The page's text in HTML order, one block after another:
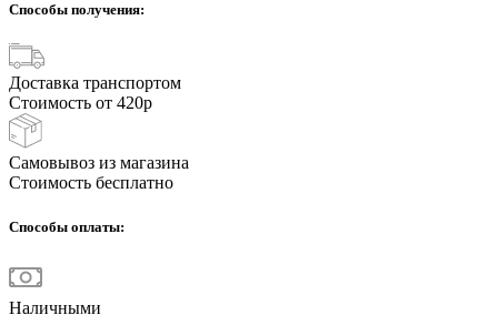
Способы получения:
Доставка транспортом
Стоимость от 420р
Самовывоз из магазина
Стоимость бесплатно
Способы оплаты:
Наличными